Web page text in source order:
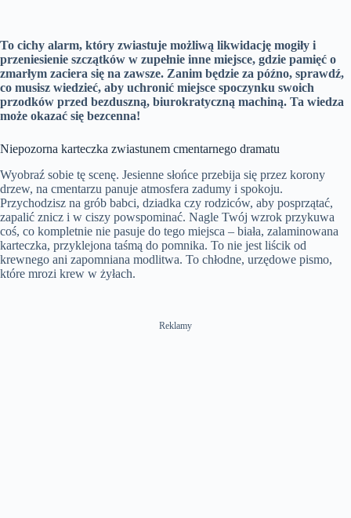
To cichy alarm, który zwiastuje możliwą likwidację mogiły i
przeniesienie szczątków w zupełnie inne miejsce, gdzie pamięć o
zmarłym zaciera się na zawsze. Zanim będzie za późno, sprawdź,
co musisz wiedzieć, aby uchronić miejsce spoczynku swoich
przodków przed bezduszną, biurokratyczną machiną. Ta wiedza
może okazać się bezcenna!
Niepozorna karteczka zwiastunem cmentarnego dramatu
Wyobraź sobie tę scenę. Jesienne słońce przebija się przez korony
drzew, na cmentarzu panuje atmosfera zadumy i spokoju.
Przychodzisz na grób babci, dziadka czy rodziców, aby posprzątać,
zapalić znicz i w ciszy powspominać. Nagle Twój wzrok przykuwa
coś, co kompletnie nie pasuje do tego miejsca – biała, zalaminowana
karteczka, przyklejona taśmą do pomnika. To nie jest liścik od
krewnego ani zapomniana modlitwa. To chłodne, urzędowe pismo,
które mrozi krew w żyłach.
Reklamy